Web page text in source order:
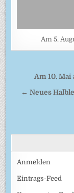
Am 5.
Am 10.
← Neues
Anmelden
Eintrags-Feed